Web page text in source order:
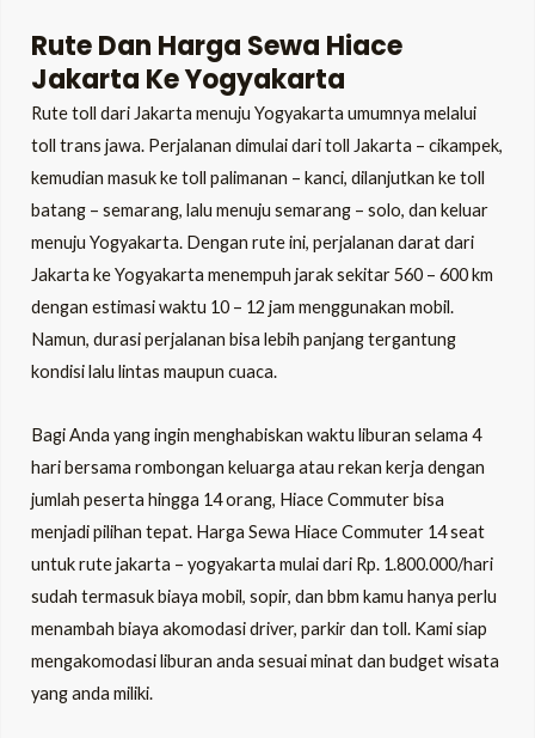
Rute Dan Harga Sewa Hiace
Jakarta Ke Yogyakarta
Rute toll dari Jakarta menuju Yogyakarta umumnya melalui
toll trans jawa. Perjalanan dimulai dari toll Jakarta – cikampek,
kemudian masuk ke toll palimanan – kanci, dilanjutkan ke toll
batang – semarang, lalu menuju semarang – solo, dan keluar
menuju Yogyakarta. Dengan rute ini, perjalanan darat dari
Jakarta ke Yogyakarta menempuh jarak sekitar 560 – 600 km
dengan estimasi waktu 10 – 12 jam menggunakan mobil.
Namun, durasi perjalanan bisa lebih panjang tergantung
kondisi lalu lintas maupun cuaca.
Bagi Anda yang ingin menghabiskan waktu liburan selama 4
hari bersama rombongan keluarga atau rekan kerja dengan
jumlah peserta hingga 14 orang, Hiace Commuter bisa
menjadi pilihan tepat. Harga Sewa Hiace Commuter 14 seat
untuk rute jakarta – yogyakarta mulai dari Rp. 1.800.000/hari
sudah termasuk biaya mobil, sopir, dan bbm kamu hanya perlu
menambah biaya akomodasi driver, parkir dan toll. Kami siap
mengakomodasi liburan anda sesuai minat dan budget wisata
yang anda miliki.